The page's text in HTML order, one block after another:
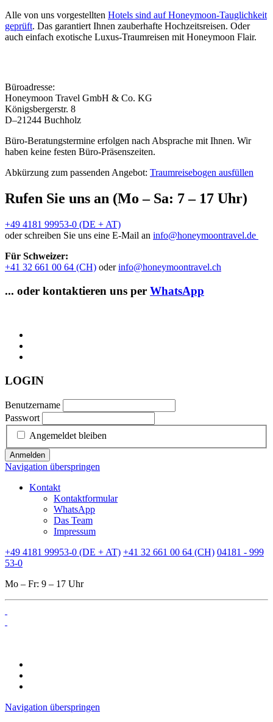
Alle von uns vorgestellten Hotels sind auf Honeymoon-Tauglichkeit
geprüft. Das garantiert Ihnen zauberhafte Hochzeitsreisen. Oder
auch einfach exotische Luxus-Traumreisen mit Honeymoon Flair.
Büroadresse:
Honeymoon Travel GmbH & Co. KG
Königsbergerstr. 8
D–21244 Buchholz
Büro-Beratungstermine erfolgen nach Absprache mit Ihnen. Wir
haben keine festen Büro-Präsenszeiten.
Abkürzung zum passenden Angebot: Traumreisebogen ausfüllen
Rufen Sie uns an (Mo – Sa: 7 – 17 Uhr)
+49 4181 99953-0 (DE + AT)
oder schreiben Sie uns eine E-Mail an info@honeymoontravel.de
Für Schweizer:
+41 32 661 00 64 (CH) oderinfo@honeymoontravel.ch
... oder kontaktieren uns per WhatsApp
LOGIN
Benutzername
Passwort
Angemeldet bleiben
Anmelden
Navigation überspringen
Kontakt
Kontaktformular
WhatsApp
Das Team
Impressum
+49 4181 99953-0 (DE + AT) +41 32 661 00 64 (CH) 04181 - 999
53-0
Mo – Fr: 9 – 17 Uhr
Navigation überspringen